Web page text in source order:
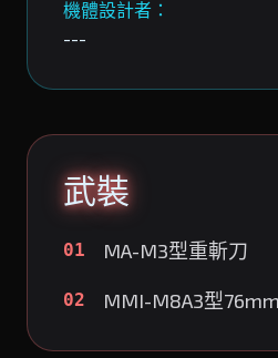
機體設計者：
---
武裝
01 MA-M3型重斬刀
02 MMI-M8A3型